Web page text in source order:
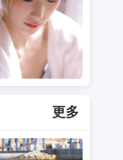
更多